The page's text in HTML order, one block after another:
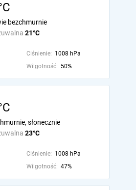
21°C
bezchmurnie
Ciśnienie: 1008 hPa
Wilgotność: 50%
23°C
słonecznie
Ciśnienie: 1008 hPa
Wilgotność: 47%